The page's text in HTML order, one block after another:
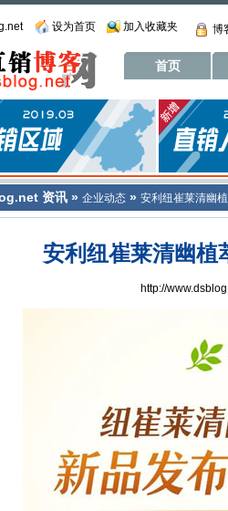
设为首页 加入收藏夹 博
首页
资讯 » 企业动态 » 安利纽崔莱清幽
安利纽崔莱清幽植
http://